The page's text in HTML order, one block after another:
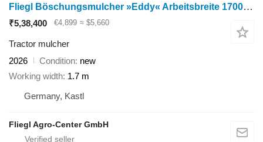
Fliegl Böschungsmulcher »Eddy« Arbeitsbreite 1700 mm
₹5,38,400 €4,899 ≈ $5,660
Tractor mulcher
2026
Condition new
Working width 1.7 m
Germany, Kastl
Fliegl Agro-Center GmbH